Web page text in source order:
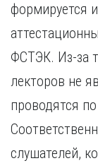
формируется
ФСТЭК. Из-за
лекторов не
проводятся
слушателей,